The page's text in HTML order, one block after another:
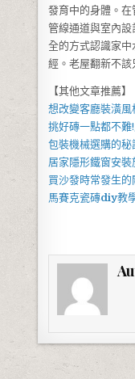
發育中的身體。
管線通道與室內
全的方式認識家
經。老屋翻新不該
【其他文章推薦】
想改變客廳裝潢風
挑好磚一點都不難!
包裝機械選購的秘
居家隱形鐵窗安裝
買沙發時常發生
馬賽克瓷磚diy教